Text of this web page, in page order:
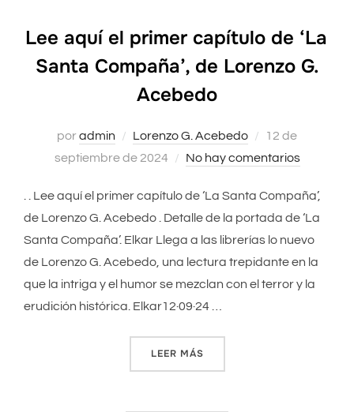
Lee aquí el primer capítulo de ‘La
Santa Compaña’, de Lorenzo G.
Acebedo
poradmin Lorenzo G. Acebedo
Publicado
el
12 de
septiembre de 2024
No hay comentarios
. . Lee aquí el primer capítulo de ‘La Santa Compaña’,
de Lorenzo G. Acebedo . Detalle de la portada de ‘La
Santa Compaña’. Elkar Llega a las librerías lo nuevo
de Lorenzo G. Acebedo, una lectura trepidante en la
que la intriga y el humor se mezclan con el terror y la
erudición histórica. Elkar12·09·24 …
LEER MÁS